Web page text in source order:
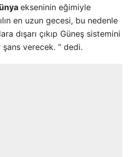
ekseninin eğimiyle
en uzun gecesi, bu nedenle
dışarı çıkıp Güneş sistemini
verecek. ” dedi.